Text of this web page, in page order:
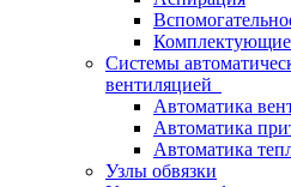
Комплектующие
Системы
вентиляцией
Автоматика
Автоматика
Автоматика
Узлы обвязки